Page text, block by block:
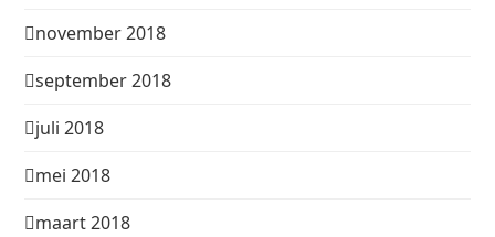
november 2018
september 2018
juli 2018
mei 2018
maart 2018